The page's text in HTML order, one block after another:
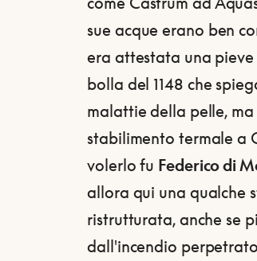
sue acque erano ben
era attestata una
bolla del 1148 che
malattie della pelle,
stabilimento termale a
volerlo fu Federico di
allora qui una qualche
ristrutturata, anche se
dall'incendio